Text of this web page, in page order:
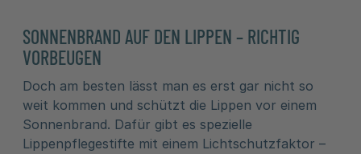
SONNENBRAND AUF DEN LIPPEN – RICHTIG
VORBEUGEN
Doch am besten lässt man es erst gar nicht so
weit kommen und schützt die Lippen vor einem
Sonnenbrand. Dafür gibt es spezielle
Lippenpflegestifte mit einem Lichtschutzfaktor –